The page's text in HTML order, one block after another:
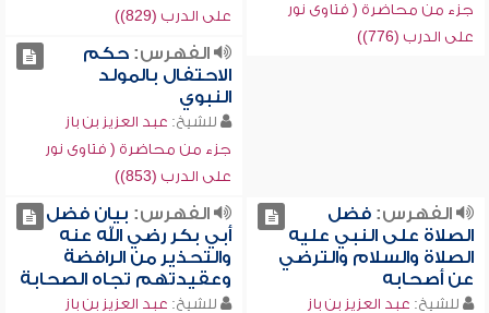
جزء من محاضرة ( فتاوى نور
على الدرب (776))
على الدرب (829))
الفهرس:حكم
الاحتفال بالمولد
النبوي
للشيخ: عبد العزيز بن باز
جزء من محاضرة ( فتاوى نور
على الدرب (853))
الفهرس:فضل
الصلاة على النبي عليه
الصلاة والسلام والترضي
عن أصحابه
للشيخ: عبد العزيز بن باز
الفهرس: بيان فضل
أبي بكر رضي الله عنه
والتحذير من الرافضة
وعقيدتهم تجاه الصحابة
للشيخ: عبد العزيز بن باز